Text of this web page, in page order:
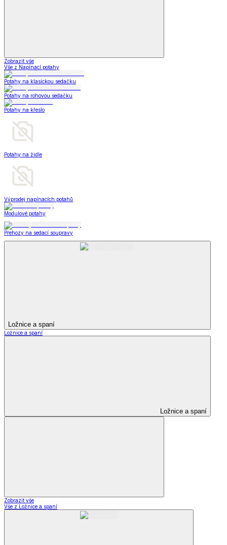
Zobrazit vše
Vše z Napínací potahy
Potahy na klasickou sedačku
Potahy na rohovou sedačku
Potahy na křeslo
Potahy na židle
Výprodej napínacích potahů
Modulové potahy
Přehozy na sedací soupravy
Ložnice a spaní
Ložnice a spaní
Ložnice a spaní
Zobrazit vše
Vše z Ložnice a spaní